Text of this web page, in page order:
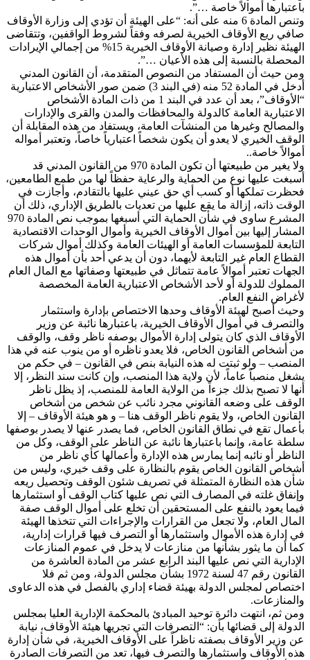
باعتبارها أموالاً خاصة …”.
وتنص المادة 6 منه على أنه: “على الهيئة أن تؤدي إلى وزارة الأوقاف
صافي ريع الأوقاف الخيرية لصرفه وفقاً لشروط الواقفين، وتتقاضى
الهيئة نظير إدارة وصيانة الأوقاف الخيرية 15% من إجمالي الإيرادات
المحصلة بالنسبة إلى هذه الأعيان …”.
ومن حيث أن المستفاد من النصوص المتقدمة، أن القانون المدني
أدخل في المادة 52 منه (في البند 3) ضمن صور الأشخاص الاعتبارية
“الأوقاف”، بعد أن عدد في البند 1 من ذات المادة الأشخاص
الاعتبارية العامة كالدولة والمحافظات والمدن والقرى والإدارات
والمصالح وغيرها من المنشآت العامة، ويستفاد من هذه المقابلة أن
الوقف الخيري لا يعدو أن يكون شخصاً اعتبارياً خاصاً، وتعتبر أمواله
أموالاً خاصة..
ولا يغير من طبيعتها أن تكون المادة 970 من القانون المدني قد
أسبغت عليها نوع من الحماية والرعاية حفظاً لها من طمع الطامعين،
فحظرت تملكها أو كسب أي حق عيني عليها بالتقادم، وأجازت في
الوقت ذاته، إزالة ما يقع عليها من تعديات بالطريق الإداري، ذلك أن
المشرع ساوى في شأن الحماية التي أسبغها بموجب نص المادة 970
المشار إليها بين أموال الأوقاف الخيرية وأموال الوحدات الاقتصادية
التابعة للمؤسسات العامة أو الهيئات العامة وكذلك أموال شركات
القطاع العام غير التابعة لأيهما، دون أن يدعي أحد بأن أموال هذه
الجهات تعتبر أموالاً عامة تتماثل في طبيعتها وصفاتها مع المال العام
المملوك للدولة أو لأحد الأشخاص الاعتبارية العامة المخصصة
لأغراض النفع العام.
وحيث أصبح لهيئة الأوقاف وحدها الاختصاص بإدارة واستثمار
والتصرف في أموال الأوقاف الخيرية، باعتبارها نائبة عن وزير
الأوقاف الذي كان يتولى إدارة الأموال بوصفه ناظر وقف، والوقف
من أشخاص القانون الخاص، فلا يعدو ناظره أو من ينوب عنه في هذا
المنصب – ولو ثبتت له هذه النيابة بنص في القانون – في حكم من
يشغل منصباً عاماً، لأن ولاية هذا المنصب، وإن كانت سند النظر، إلا
أنها لا تصبح بذلك جزءاً من الولاية العامة للمنصب، إذ يظل ناظر
الوقف على وضعه القانوني مجرد نائب عن شخص من أشخاص
القانون الخاص، ولا يقوم ناظر الوقف هنا – و هو هيئة الأوقاف – إلا
بأعمال تقع في نطاق القانون الخاص، فما يصدر عنها لا يصدر بوصفها
سلطة عامة، وإنما باعتبارها نائبة عن الناظر على الوقف، وكل من
الناظر أو نائبه إنما يمارس هذه الإدارة وأعمالها كأي ناظر من
أشخاص القانون الخاص يقوم بالنظارة على وقف خيري، وليس من
شأن هذه النظارة المتمثلة في تصريف شئون الوقف وتحصيل ريعه
وإنفاق غلته في المصارف التي نص عليها كتاب الوقف أو استثمارها
فيما يعود بالنفع على المستحقين أن تخلع على أموال الوقف صفة
المال العام، ولا تجعل من القرارات والإجراءات التي تتخذها الهيئة
في إدارة هذه الأموال واستثمارها أو التصرف فيها قرارات إدارية،
كما أن ما يثور بشأنها من منازعات لا يدخل في عموم المنازعات
الإدارية التي نص عليها البند الرابع عشر من المادة العاشرة من
القانون رقم 47 لسنة 1972 بشأن مجلس الدولة، ومن ثم فلا
اختصاص لمجلس الدولة بهيئة قضاء إداري بالفصل في هذه الدعاوى
والمنازعات.
ومن ثم، انتهت دائرة توحيد المبادئ بالمحكمة الإدارية العليا بمجلس
الدولة إلى قضائها بأن: “التصرفات التي تجريها هيئة الأوقاف، نيابة
عن وزير الأوقاف بصفته ناظراً على الأوقاف الخيرية، في شأن إدارة
هذه الأوقاف واستثمارها والتصرف فيها، تعد من التصرفات الصادرة